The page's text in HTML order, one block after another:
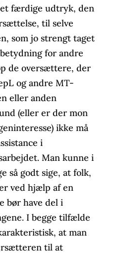
færdige udtryk, den
til selve
som jo strengt taget
for andre
de oversættere, der
og andre MT-
eller anden
(eller er der mon
ikke må
i
Man kunne i
så godt sige, at folk,
ved hjælp af en
bør have del i
I begge tilfælde
at man
til at